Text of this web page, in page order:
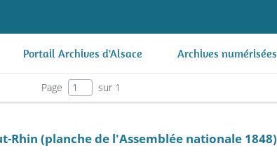
Portail Archives d'Alsace Archives numérisées
Page sur 1
Rhin (planche de l'Assemblée nationale 1848)